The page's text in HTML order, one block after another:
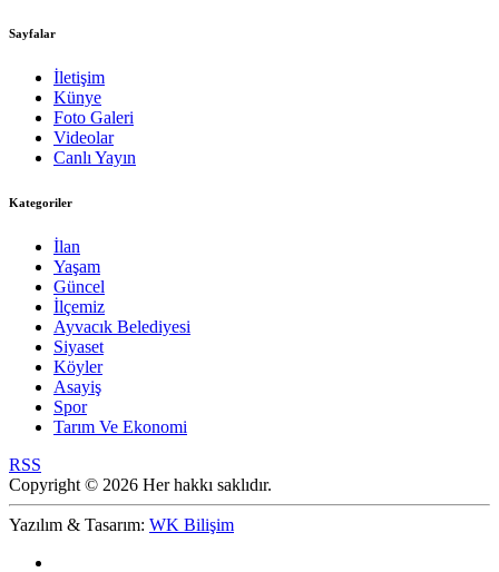
Sayfalar
İletişim
Künye
Foto Galeri
Videolar
Canlı Yayın
Kategoriler
İlan
Yaşam
Güncel
İlçemiz
Ayvacık Belediyesi
Siyaset
Köyler
Asayiş
Spor
Tarım Ve Ekonomi
RSS
Copyright © 2026 Her hakkı saklıdır.
Yazılım & Tasarım: WK Bilişim